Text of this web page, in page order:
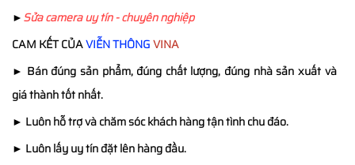
►Sửa camera uy tín - chuyên nghiệp
CAM KẾT CỦAVIỄN THÔNGVINA
► Bán đúng sản phẩm, đúng chất lượng, đúng nhà sản xuất và
giá thành tốt nhất.
► Luôn hỗ trợ và chăm sóc khách hàng tận tình chu đáo.
► Luôn lấy uy tín đặt lên hàng đầu.